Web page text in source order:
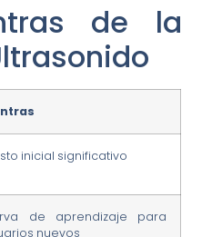
de la
inicial significativo
de aprendizaje para
nuevos